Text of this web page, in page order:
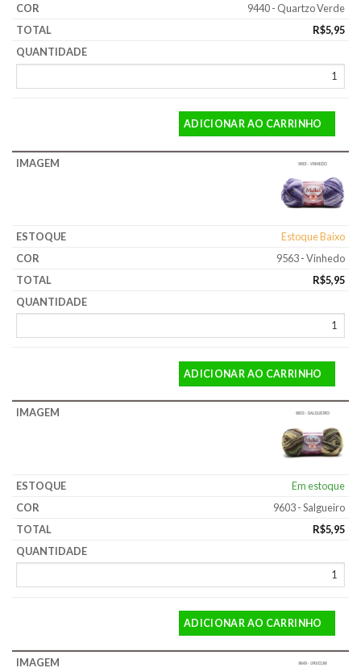
9440 - Quartzo Verde
R$5,95
ADICIONAR AO CARRINHO
Estoque Baixo
9563 - Vinhedo
R$5,95
ADICIONAR AO CARRINHO
Em estoque
9603 - Salgueiro
R$5,95
ADICIONAR AO CARRINHO